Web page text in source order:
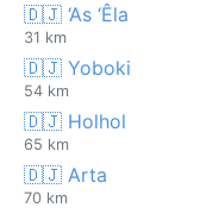
🇩🇯 ‘As ‘Êla
31 km
🇩🇯 Yoboki
54 km
🇩🇯 Holhol
65 km
🇩🇯 Arta
70 km